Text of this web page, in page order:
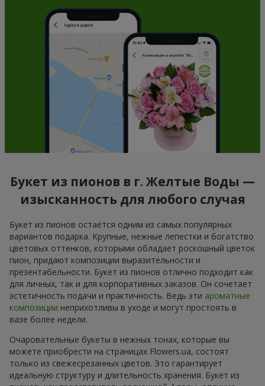
Букет из пионов в г. Желтые Воды —
изысканность для любого случая
Букет из пионов остаётся одним из самых популярных
вариантов подарка. Крупные, нежные лепестки и богатство
цветовых оттенков, которыми обладает роскошный цветок
пион, придают композиции выразительности и
презентабельности. Букет из пионов отлично подходит как
для личных, так и для корпоративных заказов. Он сочетает
эстетичность подачи и практичность. Ведь эти ароматные
композиции неприхотливы в уходе и могут простоять в
вазе более недели.
Очаровательные букеты в нежных тонах, которые вы
можете приобрести на страницах Flowers.ua, состоят
только из свежесрезанных цветов. Это гарантирует
идеальную структуру и длительность хранения. Букет из